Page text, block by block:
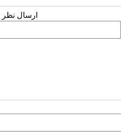
ارسال نظر